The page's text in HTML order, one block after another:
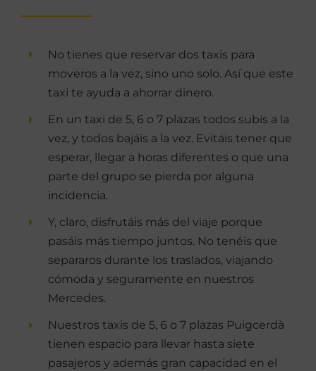
No tienes que reservar dos taxis para
moveros a la vez, sino uno solo. Así que este
taxi te ayuda a ahorrar dinero.
En un taxi de 5, 6 o 7 plazas todos subís a la
vez, y todos bajáis a la vez. Evitáis tener que
esperar, llegar a horas diferentes o que una
parte del grupo se pierda por alguna
incidencia.
Y, claro, disfrutáis más del viaje porque
pasáis más tiempo juntos. No tenéis que
separaros durante los traslados, viajando
cómoda y seguramente en nuestros
Mercedes.
Nuestros taxis de 5, 6 o 7 plazas Puigcerdà
tienen espacio para llevar hasta siete
pasajeros y además gran capacidad en el